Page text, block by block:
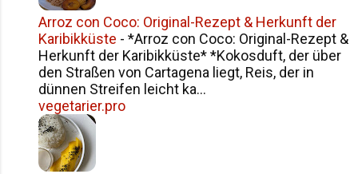
Arroz con Coco: Original-Rezept & Herkunft der
Karibikküste - *Arroz con Coco: Original-Rezept &
Herkunft der Karibikküste* *Kokosduft, der über
den Straßen von Cartagena liegt, Reis, der in
dünnen Streifen leicht ka...
vegetarier.pro